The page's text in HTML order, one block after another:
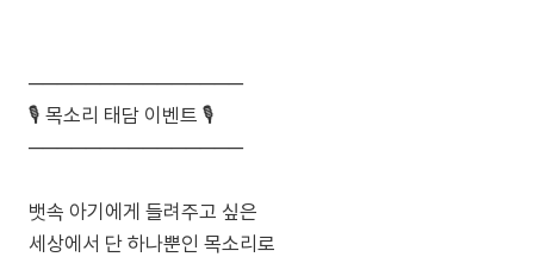
───────────────
🎙️ 목소리 태담 이벤트 🎙️
───────────────
뱃속 아기에게 들려주고 싶은
세상에서 단 하나뿐인 목소리로